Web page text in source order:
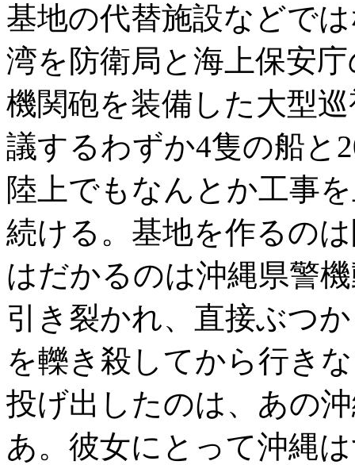
基地の代替施設などで
湾を防衛局と海上保安
機関砲を装備した大型
議するわずか4隻の船と
陸上でもなんとか工事
続ける。基地を作るの
はだかるのは沖縄県警
引き裂かれ、直接ぶつ
を轢き殺してから行き
投げ出したのは、あの
あ。彼女にとって沖縄